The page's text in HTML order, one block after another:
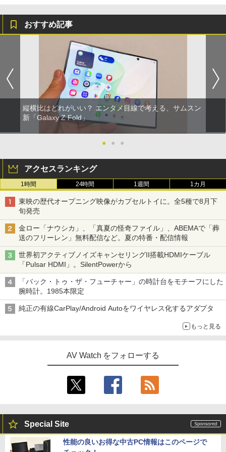
おすすめ記事
縦横比はどれがいい？ エンタメ目線で考える、サムスン
新「Galaxy Z Fold」
● ● ●
アクセスランキング
1時間 24時間 1週間 1カ月
東映の歴代オープニング映像がカプセルトイに。全5種で8月下
旬発売
金ロー「ナウシカ」、「真夏の怪奇ファイル」、ABEMAで「葬
送のフリーレン」無料配信など。夏の特番・配信情報
世界初アクティブノイズキャンセリングII搭載HDMIケーブル
「Pulsar HDMI」。SilentPowerから
「バック・トゥ・ザ・フューチャー」の時計台をモチーフにした
腕時計。1985本限定
純正の有線CarPlay/Android Autoをワイヤレス化するアダプタ
もっと見る
AV Watch をフォローする
Special Site
性能の良いお得な中古PC情報はこのページで